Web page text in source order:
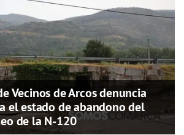
Vecinos de Arcos denuncia
el estado de abandono del
de la N-120